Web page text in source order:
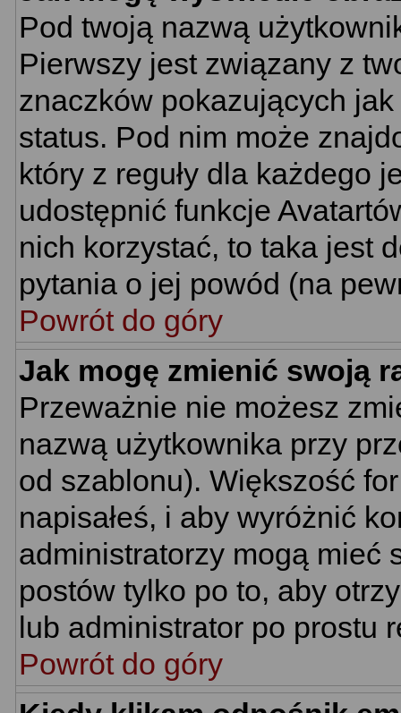
Pod twoją nazwą
Pierwszy jest związany z
znaczków pokazujących
status. Pod nim może
który z reguły dla każdego
udostępnić funkcje
nich korzystać, to taka jest
pytania o jej powód (na
Powrót do góry
Jak mogę zmienić swoją
Przeważnie nie możesz
nazwą użytkownika przy
od szablonu). Większość
napisałeś, i aby wyróżnić
administratorzy mogą mieć
postów tylko po to, aby
lub administrator po prostu
Powrót do góry